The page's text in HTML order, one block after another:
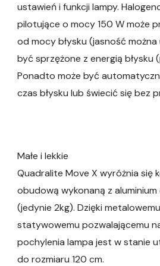
ustawień i funkcji lampy.
pilotujące o mocy 150 W może
od mocy błysku (jasność
być sprzężone z energią błysku
Ponadto może być
czas błysku lub świecić się bez
Małe i lekkie
Quadralite Move X wyróżnia się
obudową wykonaną z aluminium
(jedynie 2kg). Dzięki
statywowemu pozwalającemu
pochylenia lampa jest w stanie
do rozmiaru 120 cm.